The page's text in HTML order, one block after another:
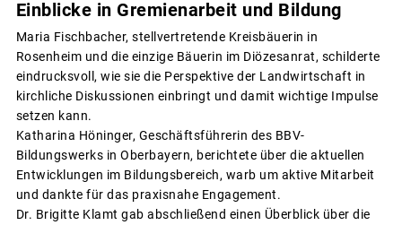
Einblicke in Gremienarbeit und Bildung
Maria Fischbacher, stellvertretende Kreisbäuerin in
Rosenheim und die einzige Bäuerin im Diözesanrat, schilderte
eindrucksvoll, wie sie die Perspektive der Landwirtschaft in
kirchliche Diskussionen einbringt und damit wichtige Impulse
setzen kann.
Katharina Höninger, Geschäftsführerin des BBV-
Bildungswerks in Oberbayern, berichtete über die aktuellen
Entwicklungen im Bildungsbereich, warb um aktive Mitarbeit
und dankte für das praxisnahe Engagement.
Dr. Brigitte Klamt gab abschließend einen Überblick über die